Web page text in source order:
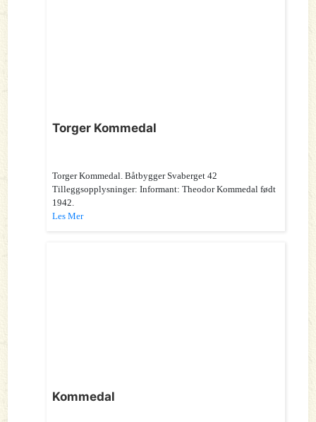
Torger Kommedal
Torger Kommedal. Båtbygger Svaberget 42
Tilleggsopplysninger: Informant: Theodor Kommedal født
1942.
Les Mer
Kommedal